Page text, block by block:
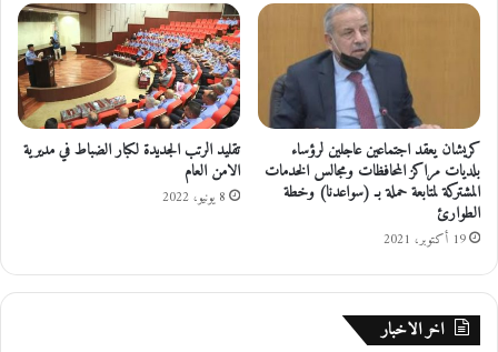
ل
ج
ي
ا
ل
ا
م
ر
ي
ك
ي
كريشان يعقد اجتماعين عاجلين لرؤساء
بلديات مراكز المحافظات ومجالس الخدمات
المشتركة لمتابعة حملة بـ (سواعدنا) وخطة
الطوارئ
19 أكتوبر، 2021
تقليد الرتب الجديدة لكبار الضباط في مديرية
الامن العام
8 يونيو، 2022
اخر الاخبار